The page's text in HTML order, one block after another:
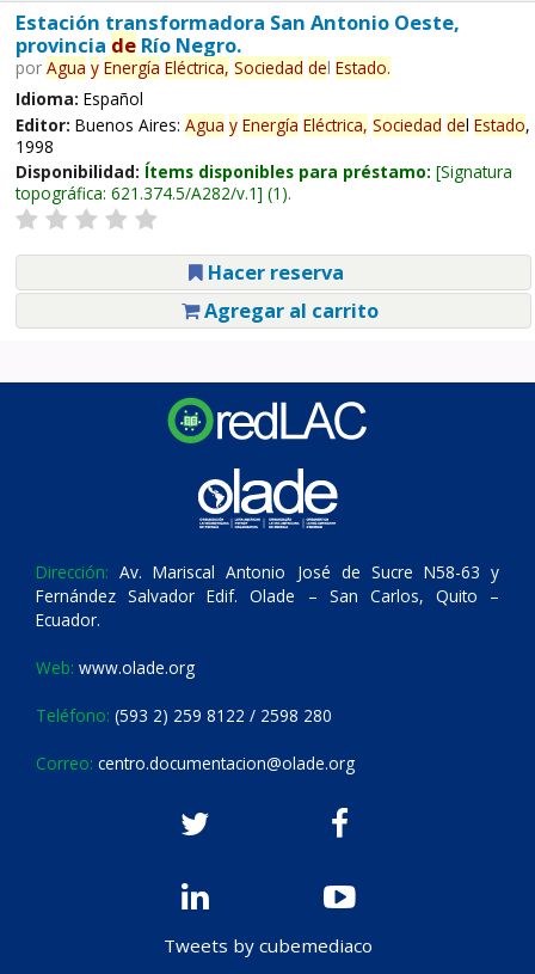
Estación transformadora San Antonio Oeste,
provincia deRío Negro.
por Agua y Energía Eléctrica, Sociedad del Estado.
Idioma: Español
Editor: Buenos Aires: Agua y Energía Eléctrica, Sociedad del Estado,
1998
Disponibilidad: Ítems disponibles para préstamo: Signatura
topográfica: 621.374.5/A282/v.1 (1).
Hacer reserva
Agregar al carrito
Dirección: Av. Mariscal Antonio José de Sucre N58-63 y
Fernández Salvador Edif. Olade – San Carlos, Quito –
Ecuador.
Web: www.olade.org
Teléfono: (593 2) 259 8122 / 2598 280
Correo: centro.documentacion@olade.org
Tweets by cubemediaco